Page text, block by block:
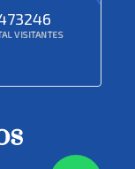
VISITANTES